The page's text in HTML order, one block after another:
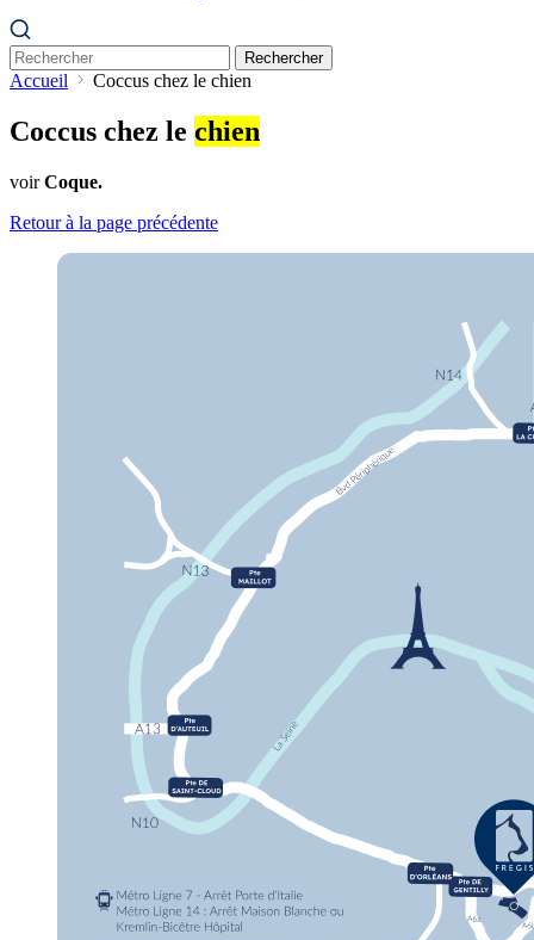
Rechercher
Accueil Coccus chez le chien
Coccus chez le chien
voirCoque.
Retour à la page précédente